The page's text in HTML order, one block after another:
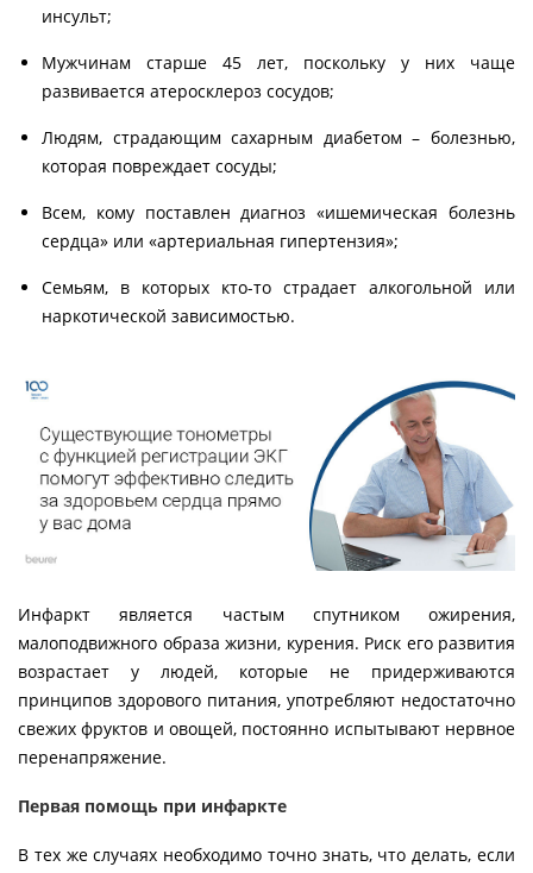
инсульт;
Мужчинам старше 45 лет, поскольку у них чаще
развивается атеросклероз сосудов;
Людям, страдающим сахарным диабетом – болезнью,
которая повреждает сосуды;
Всем, кому поставлен диагноз «ишемическая болезнь
сердца» или «артериальная гипертензия»;
Семьям, в которых кто-то страдает алкогольной или
наркотической зависимостью.
Инфаркт является частым спутником ожирения,
малоподвижного образа жизни, курения. Риск его развития
возрастает у людей, которые не придерживаются
принципов здорового питания, употребляют недостаточно
свежих фруктов и овощей, постоянно испытывают нервное
перенапряжение.
Первая помощь при инфаркте
В тех же случаях необходимо точно знать, что делать, если